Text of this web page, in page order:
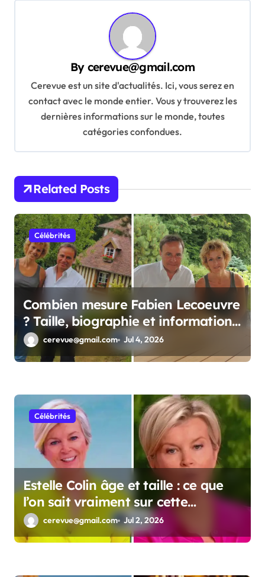
i
By cerevue@gmail.com
Cerevue est un site d'actualités. Ici, vous serez en
contact avec le monde entier. Vous y trouverez les
dernières informations sur le monde, toutes
catégories confondues.
Related Posts
Célébrités
Combien mesure Fabien Lecoeuvre
? Taille, biographie et informations
complètes
cerevue@gmail.com Jul 4, 2026
Célébrités
Estelle Colin âge et taille : ce que
l’on sait vraiment sur cette
personnalité
cerevue@gmail.com Jul 2, 2026